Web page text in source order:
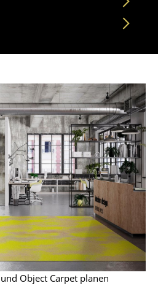
Object Carpet planen